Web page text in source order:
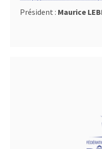
Président : Maurice